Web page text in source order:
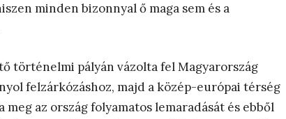
minden bizonnyal ő maga sem és a
történelmi pályán vázolta fel Magyarország
felzárkózáshoz, majd a közép-európai térség
az ország folyamatos lemaradását és ebből